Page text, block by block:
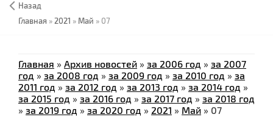
Назад
Главная » 2021 » Май » 07
Главная » Архив новостей » за 2006 год » за 2007
год » за 2008 год » за 2009 год » за 2010 год » за
2011 год » за 2012 год » за 2013 год » за 2014 год »
за 2015 год » за 2016 год » за 2017 год » за 2018 год
» за 2019 год » за 2020 год » 2021 » Май » 07